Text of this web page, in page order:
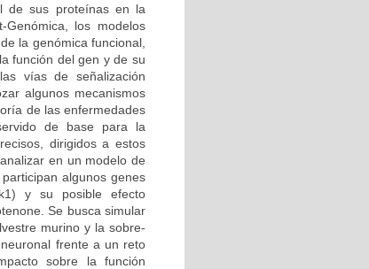
de sus proteínas en la
los modelos
la genómica funcional,
función del gen y de su
vías de señalización
algunos mecanismos
de las enfermedades
de base para la
dirigidos a estos
en un modelo de
algunos genes
y su posible efecto
Se busca simular
murino y la sobre-
frente a un reto
sobre la función